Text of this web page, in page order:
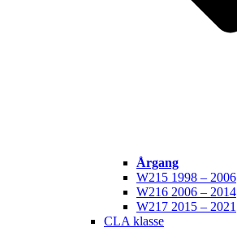
Årgang
W215 1998 – 2006
W216 2006 – 2014
W217 2015 – 2021
CLA klasse